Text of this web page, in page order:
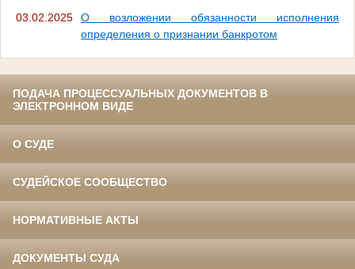
03.02.2025
О возложении обязанности исполнения
определения о признании банкротом
ПОДАЧА ПРОЦЕССУАЛЬНЫХ ДОКУМЕНТОВ В
ЭЛЕКТРОННОМ ВИДЕ
О СУДЕ
СУДЕЙСКОЕ СООБЩЕСТВО
НОРМАТИВНЫЕ АКТЫ
ДОКУМЕНТЫ СУДА